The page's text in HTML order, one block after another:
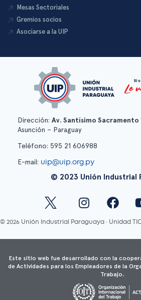
Mesas Sectoriales
Gremios socios
Asociarse a la UIP
Dirección: Av. Santísimo
Asunción – Paraguay
Teléfono: 595 21 606988
E-mail: uip@uip.org.py
© 2023 Unión Industrial
© 2026 Unión Industrial Paraguaya · Unidad
Este sitio web fue desarrollado con la
de Actividades para los Empleadores de la
Trabajo.